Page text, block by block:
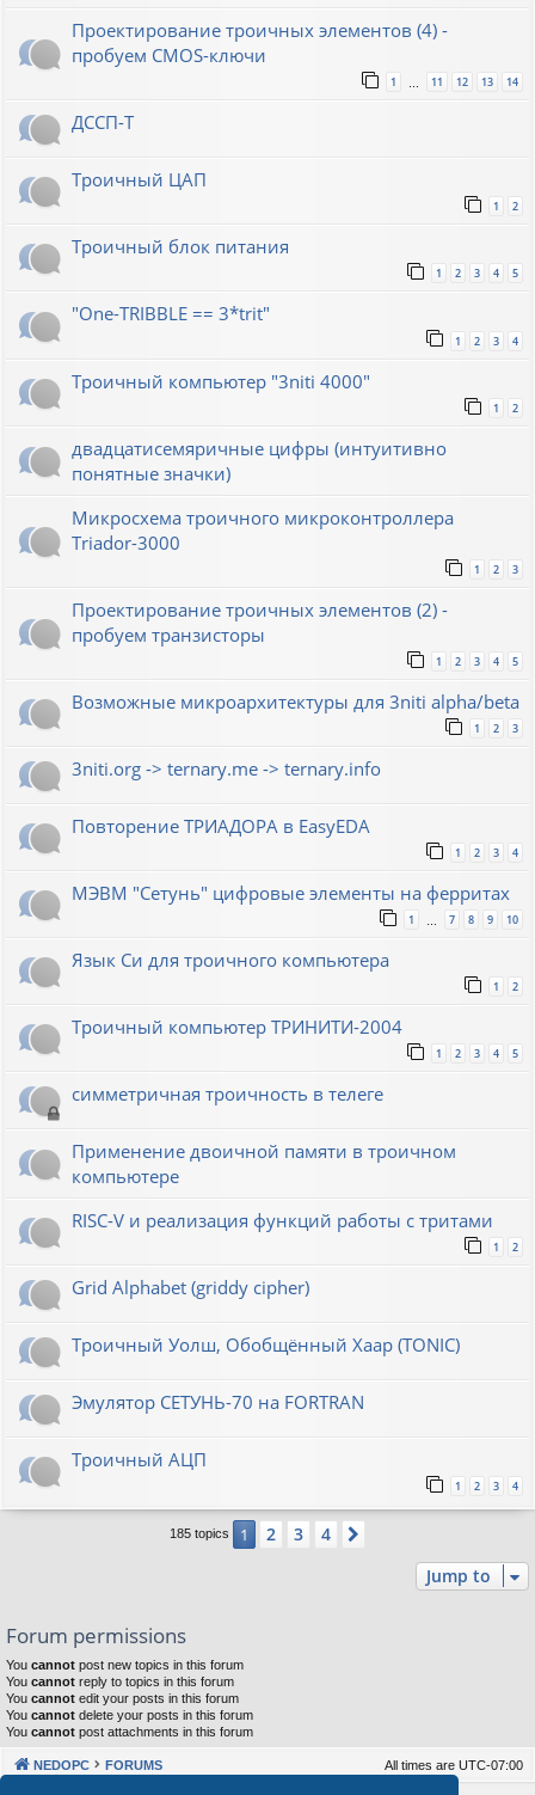
Проектирование троичных элементов (4) -
пробуем CMOS-ключи
1 … 11 12 13 14
ДССП-Т
Троичный ЦАП
1 2
Троичный блок питания
1 2 3 4 5
"One-TRIBBLE == 3*trit"
1 2 3 4
Троичный компьютер "3niti 4000"
1 2
двадцатисемяричные цифры (интуитивно
понятные значки)
Микросхема троичного микроконтроллера
Triador-3000
1 2 3
Проектирование троичных элементов (2) -
пробуем транзисторы
1 2 3 4 5
Возможные микроархитектуры для 3niti alpha/beta
1 2 3
3niti.org -> ternary.me -> ternary.info
Повторение ТРИАДОРА в EasyEDA
1 2 3 4
МЭВМ "Сетунь" цифровые элементы на ферритах
1 … 7 8 9 10
Язык Си для троичного компьютера
1 2
Троичный компьютер ТРИНИТИ-2004
1 2 3 4 5
симметричная троичность в телеге
Применение двоичной памяти в троичном
компьютере
RISC-V и реализация функций работы с тритами
1 2
Grid Alphabet (griddy cipher)
Троичный Уолш, Обобщённый Хаар (TONIC)
Эмулятор СЕТУНЬ-70 на FORTRAN
Троичный АЦП
1 2 3 4
185 topics 1 2 3 4
Jump to
Forum permissions
You cannot post new topics in this forum
You cannot reply to topics in this forum
You cannot edit your posts in this forum
You cannot delete your posts in this forum
You cannot post attachments in this forum
NEDOPC FORUMS All times are UTC-07:00